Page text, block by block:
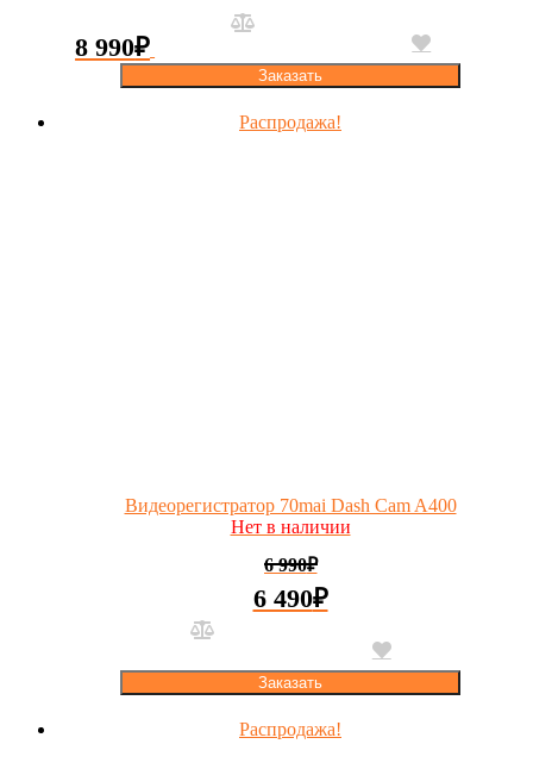
8 990₽
Заказать
Распродажа!
Видеорегистратор 70mai Dash Cam A400
Нет в наличии
6 990₽
6 490₽
Заказать
Распродажа!